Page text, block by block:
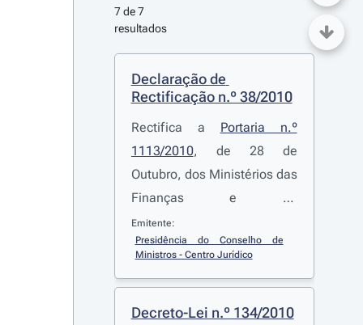
7 de 7
resultados
Declaração de
Rectificação n.º 38/2010
Rectifica a Portaria n.º
1113/2010, de 28 de
Outubro, dos Ministérios das
Finanças e da
Administração Pública e do
Trabalho e da Solidariedade
montantes do abono de
família para crianças e
Emitente:
Presidência do Conselho de
Ministros - Centro Jurídico
Decreto-Lei n.º 134/2010